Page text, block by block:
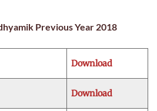
Previous Year 2018
Download
Download